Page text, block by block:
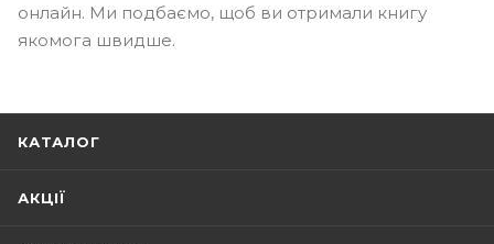
онлайн. Ми подбаємо, щоб ви отримали книгу
якомога швидше.
КАТАЛОГ
АКЦІЇ